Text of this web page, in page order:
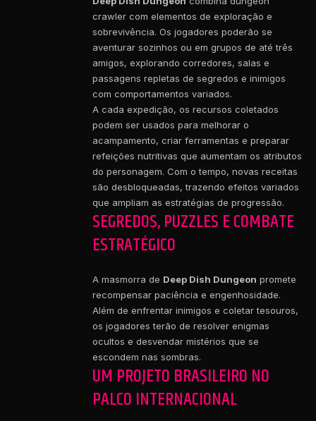
crawler com elementos de exploração e
sobrevivência. Os jogadores poderão se
aventurar sozinhos ou em grupos de até três
amigos, explorando corredores, salas e
passagens repletas de segredos e inimigos
com comportamentos variados.
A cada expedição, os recursos coletados
podem ser usados para melhorar o
acampamento, criar ferramentas e preparar
refeições nutritivas que aumentam os atributos
do personagem. Com o tempo, novas receitas
são desbloqueadas, trazendo efeitos variados
que ampliam as estratégias de progressão.
SEGREDOS, PUZZLES E COMBATE
ESTRATÉGICO
A masmorra de Deep Dish Dungeon promete
recompensar paciência e engenhosidade.
Além de enfrentar inimigos e coletar tesouros,
os jogadores terão de resolver enigmas
ocultos e desvendar mistérios que se
escondem nas sombras.
UM PROJETO BRASILEIRO NO
PALCO INTERNACIONAL